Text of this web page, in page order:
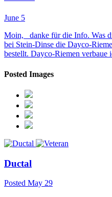
June 5
Moin, danke für die Info. Was
bei Stein-Dinse die Dayco-
bestellt. Dayco-Riemen verbaue
Posted Images
Ductal
Posted May 29